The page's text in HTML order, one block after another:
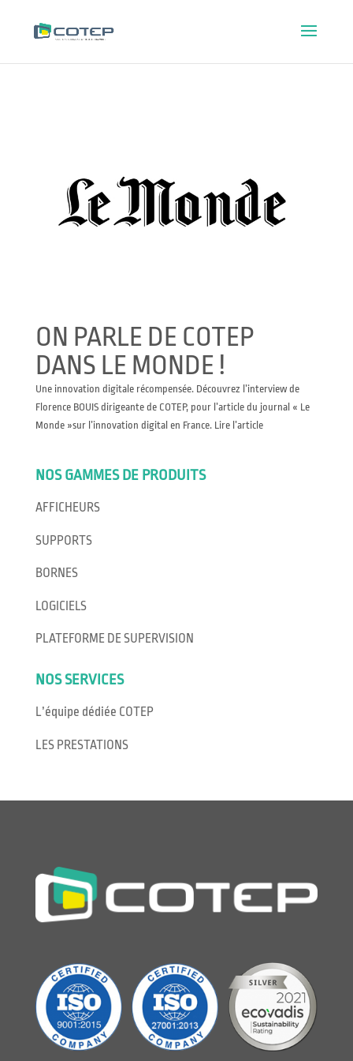
ON PARLE DE COTEP
DANS LE MONDE !
Une innovation digitale récompensée. Découvrez l’interview de
Florence BOUIS dirigeante de COTEP, pour l’article du journal « Le
Monde »sur l’innovation digital en France. Lire l’article
NOS GAMMES DE PRODUITS
AFFICHEURS
SUPPORTS
BORNES
LOGICIELS
PLATEFORME DE SUPERVISION
NOS SERVICES
L’équipe dédiée COTEP
LES PRESTATIONS